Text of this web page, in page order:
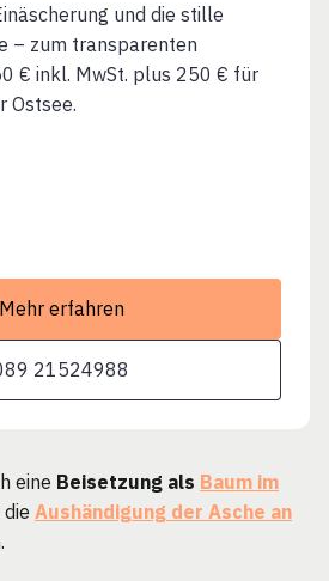
und die stille
– zum transparenten
€ inkl. MwSt. plus 250 € für
Ostsee.
Mehr erfahren
21524988
eine Beisetzung als Baum im
Aushändigung der Asche an